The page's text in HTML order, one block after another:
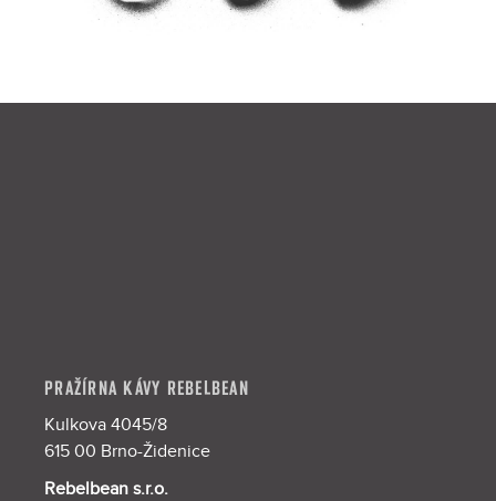
PRAŽÍRNA KÁVY REBELBEAN
Kulkova 4045/8
615 00 Brno-Židenice
Rebelbean s.r.o.